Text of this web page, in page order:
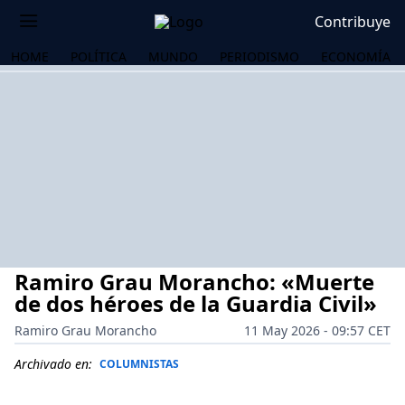
Contribuye
HOME POLÍTICA MUNDO PERIODISMO ECONOMÍA
Ramiro Grau Morancho: «Muerte
de dos héroes de la Guardia Civil»
Ramiro Grau Morancho
11 May 2026 - 09:57 CET
Archivado en: COLUMNISTAS